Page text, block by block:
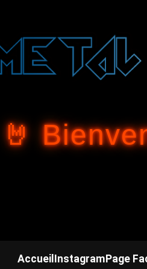
🤘
Accueil Instagram Page